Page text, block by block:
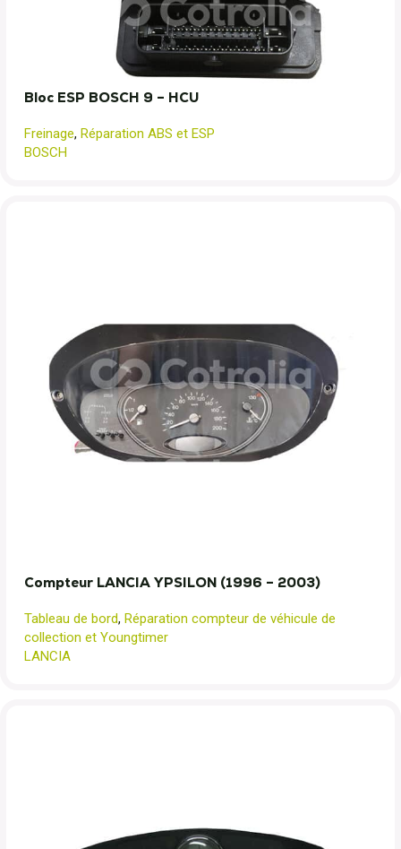
Bloc ESP BOSCH 9 – HCU
Freinage, Réparation ABS et ESP
BOSCH
Compteur LANCIA YPSILON (1996 – 2003)
Tableau de bord, Réparation compteur de véhicule de
collection et Youngtimer
LANCIA